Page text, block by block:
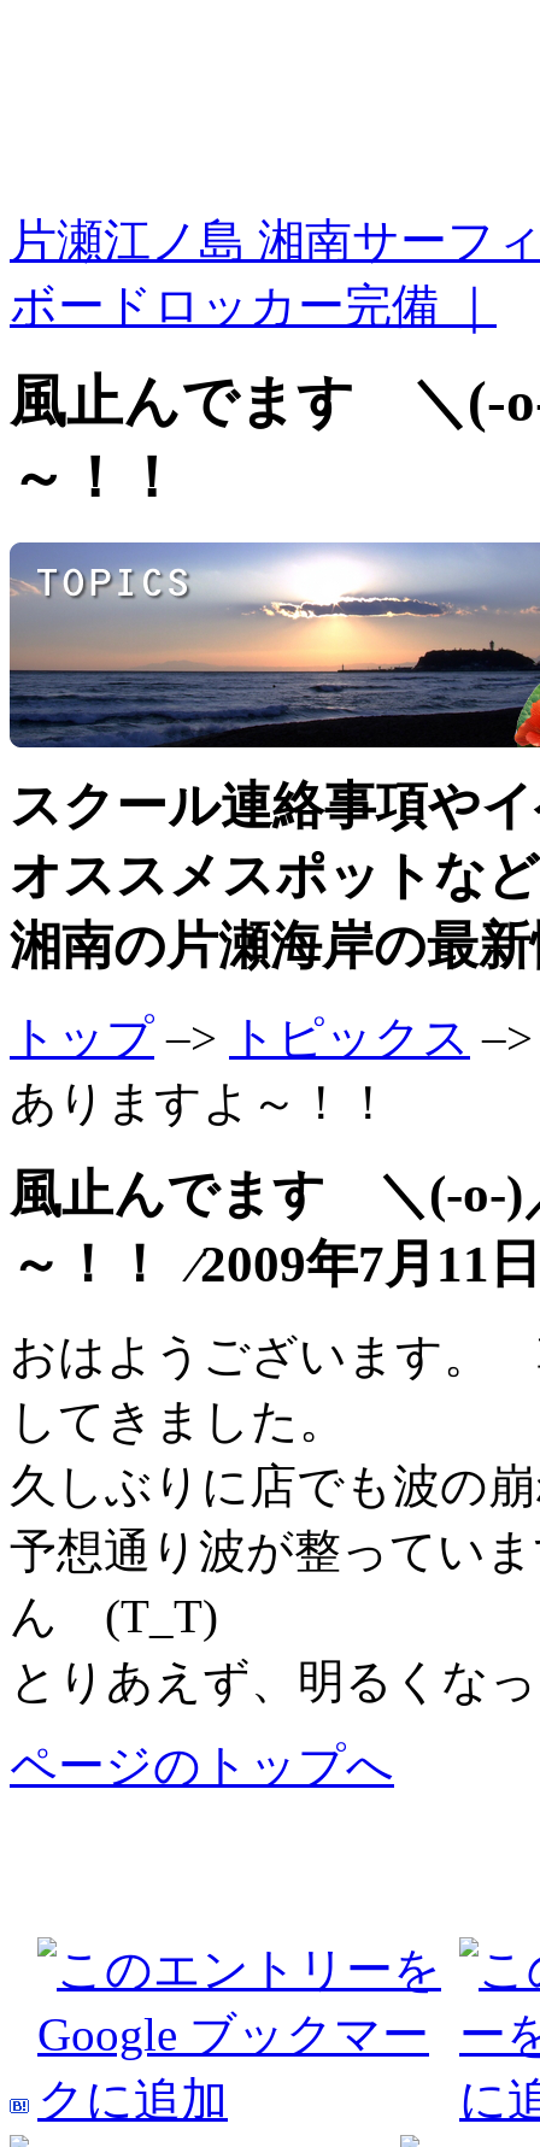
片瀬江ノ島 湘南サーフ
ボードロッカー完備 ｜
風止んでます ＼(-
～！！
スクール連絡事項や
オススメスポットなど
湘南の片瀬海岸の最
トップ –> トピックス
ありますよ～！！
風止んでます ＼(-o-
～！！ ⁄2009年7月11日
おはようございます。
してきました。
久しぶりに店でも波の
予想通り波が整ってい
ん (T_T)
とりあえず、明るくな
ページのトップへ